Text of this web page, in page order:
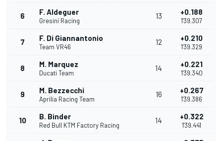
6 F. Aldeguer
Gresini Racing
13 +0.188
1'39.307
7 F. Di Giannantonio
Team VR46
12 +0.210
1'39.329
8 M. Marquez
Ducati Team
14 +0.221
1'39.340
9 M. Bezzecchi
Aprilia Racing Team
16 +0.267
1'39.386
10 B. Binder
Red Bull KTM Factory Racing
14 +0.322
1'39.441